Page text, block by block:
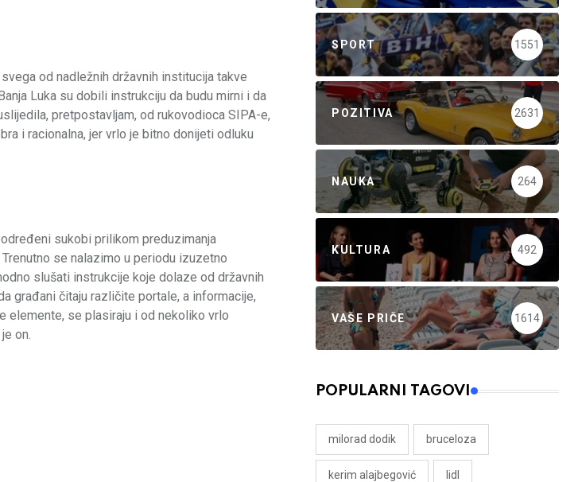
od nadležnih državnih institucija takve
Luka su dobili instrukciju da budu mirni i da
pretpostavljam, od rukovodioca SIPA-e,
i racionalna, jer vrlo je bitno donijeti odluku
sukobi prilikom preduzimanja
se nalazimo u periodu izuzetno
slušati instrukcije koje dolaze od državnih
građani čitaju različite portale, a informacije,
elemente, se plasiraju i od nekoliko vrlo
on.
SPORT 1551
POZITIVA 2631
NAUKA 264
KULTURA 492
VAŠE PRIČE 1614
POPULARNI TAGOVI
milorad dodik bruceloza
kerim alajbegović lidl